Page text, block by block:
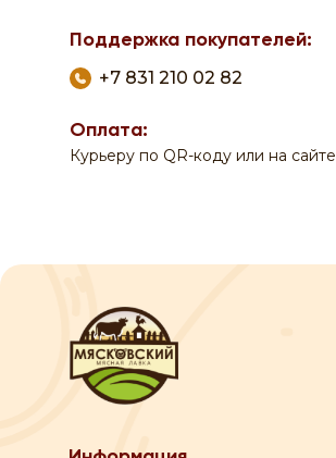
+7 831 210 02 82
Курьеру по QR-коду или на сайте
Оплата:
Поддержка покупателей: